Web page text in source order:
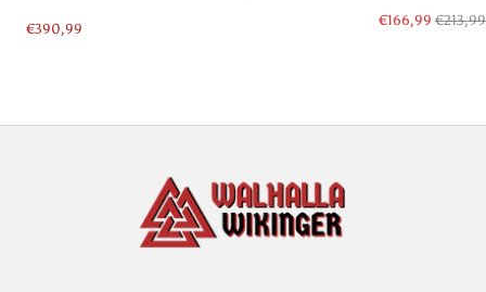
€390,99 €166,99 €213,99